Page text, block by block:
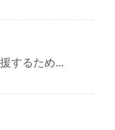
するため...